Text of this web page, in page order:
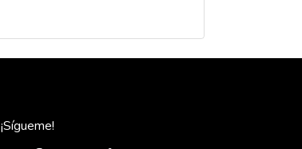
¡Sígueme!